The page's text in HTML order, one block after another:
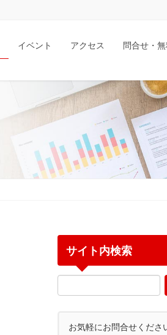
イベント アクセス 問合せ・
サイト内検索
お気軽にお問合せくださ